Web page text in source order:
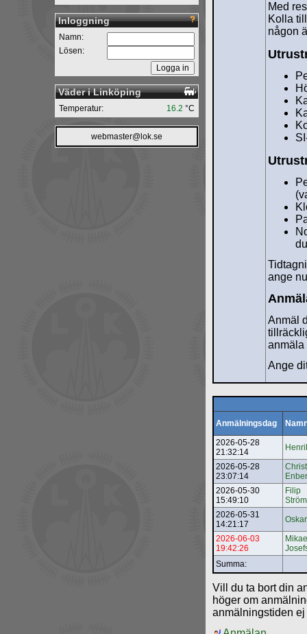
Inloggning
Namn:
Lösen:
Väder i Linköping
16.2 °C
Temperatur:
webmaster@lok.se
Med
Kolla
någon
ange
Anmäl
anmäla
Ange
Anmälningsdag
2026-05-28
21:32:14
2026-05-28
23:07:14
2026-05-30
15:49:10
Filip
2026-05-31
14:21:17
2026-06-03
19:42:26
Summa:
Vill du ta bort din
höger om
anmälningstiden ej